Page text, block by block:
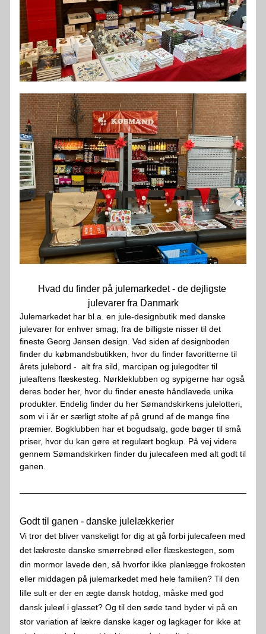
Hvad du finder på julemarkedet - de dejligste
julevarer fra Danmark
Julemarkedet har bl.a. en jule-designbutik med danske
julevarer for enhver smag; fra de billigste nisser til det
fineste Georg Jensen design. Ved siden af designboden
finder du købmandsbutikken, hvor du finder favoritterne til
årets julebord -  alt fra sild, marcipan og julegodter til
juleaftens flæskesteg. Nørkleklubben og sypigerne har også
deres boder her, hvor du finder eneste håndlavede unika
produkter. Endelig finder du her Sømandskirkens julelotteri,
som vi i år er særligt stolte af på grund af de mange fine
præmier. Bogklubben har et bogudsalg, gode bøger til små
priser, hvor du kan gøre et regulært bogkup. På vej videre
gennem Sømandskirken finder du julecafeen med alt godt til
ganen.
Godt til ganen - danske julelækkerier
Vi tror det bliver vanskeligt for dig at gå forbi julecafeen med
det lækreste danske smørrebrød eller flæskestegen, som
din mormor lavede den, så hvorfor ikke planlægge frokosten
eller middagen på julemarkedet med hele familien? Til den
lille sult er der en ægte dansk hotdog, måske med god
dansk juleøl i glasset? Og til den søde tand byder vi på en
stor variation af lækre danske kager og lagkager for ikke at